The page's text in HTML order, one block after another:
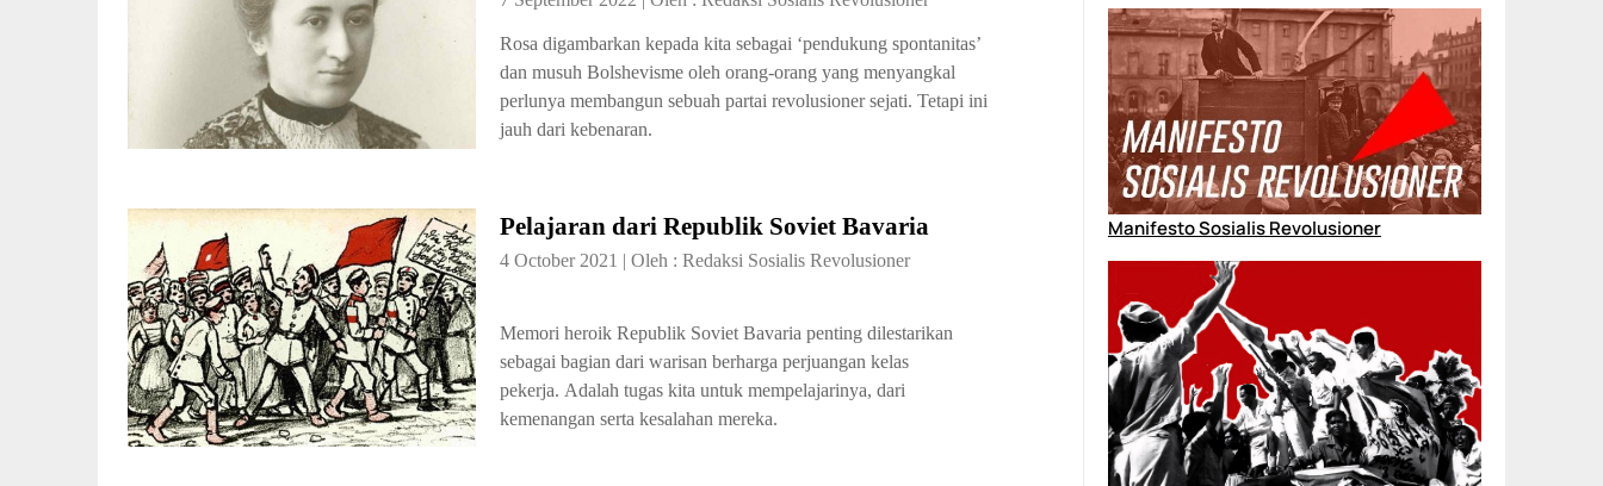
Rosa digambarkan kepada kita sebagai ‘pendukung spontanitas’
dan musuh Bolshevisme oleh orang-orang yang menyangkal
perlunya membangun sebuah partai revolusioner sejati. Tetapi ini
jauh dari kebenaran.
Pelajaran dari Republik Soviet Bavaria
4 October 2021 | Oleh : Redaksi Sosialis Revolusioner
Memori heroik Republik Soviet Bavaria penting dilestarikan
sebagai bagian dari warisan berharga perjuangan kelas
pekerja. Adalah tugas kita untuk mempelajarinya, dari
kemenangan serta kesalahan mereka.
Manifesto Sosialis Revolusioner